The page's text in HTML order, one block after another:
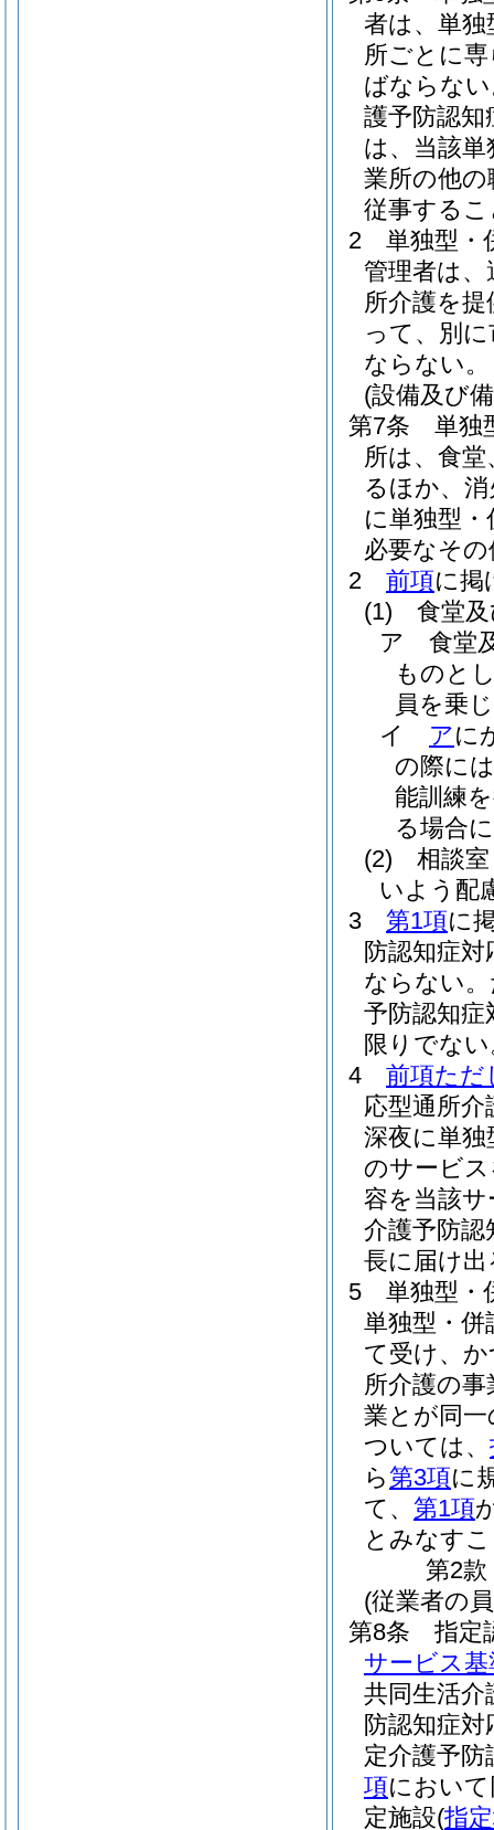
者は、単独
所ごとに
ばならな
護予防認知
は、当該単
業所の他
従事する
2
単独型・
管理者は、
所介護を
って、別
ならない。
(設備及び
第7条
単独
所は、食
るほか、
に単独型
必要なそ
2
前項に掲
(1)
食堂
ア
食堂
ものと
員を乗
イ
アに
の際に
能訓練
る場合
(2)
相談
いよう配
3
第1項に
防認知症
ならない。
予防認知
限りでな
4
前項ただ
応型通所介
深夜に単独
のサービ
容を当該
介護予防認
長に届け
5
単独型・
単独型・併
て受け、
所介護の
業とが同
ついては、
ら第3項に
て、 第1項
とみなす
第2款
(従業者の
第8条
指定
サービス
共同生活介
防認知症
定介護予
項におい
定施設(指